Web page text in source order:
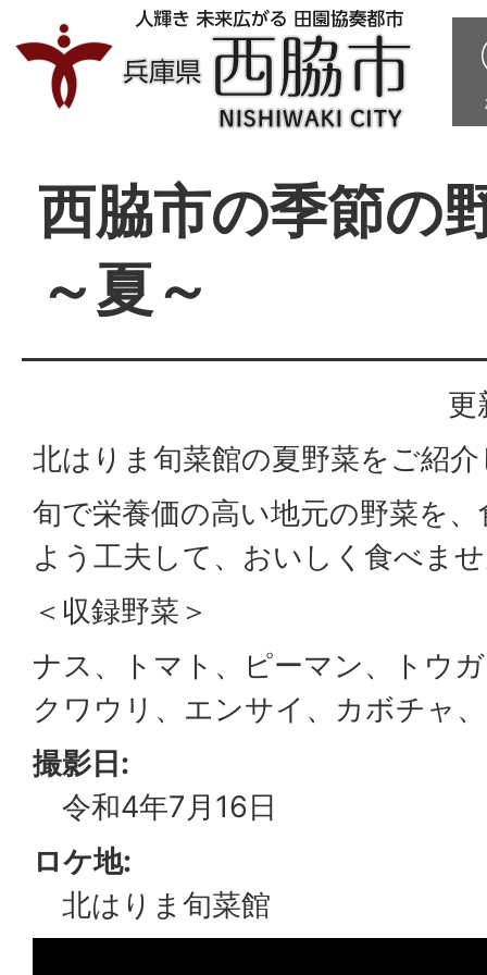
西脇市の季節の
～夏～
更
北はりま旬菜館の夏野菜をご紹
旬で栄養価の高い地元の野菜を
よう工夫して、おいしく食べま
＜収録野菜＞
ナス、トマト、ピーマン、トウ
クワウリ、エンサイ、カボチャ
撮影日:
令和4年7月16日
ロケ地:
北はりま旬菜館